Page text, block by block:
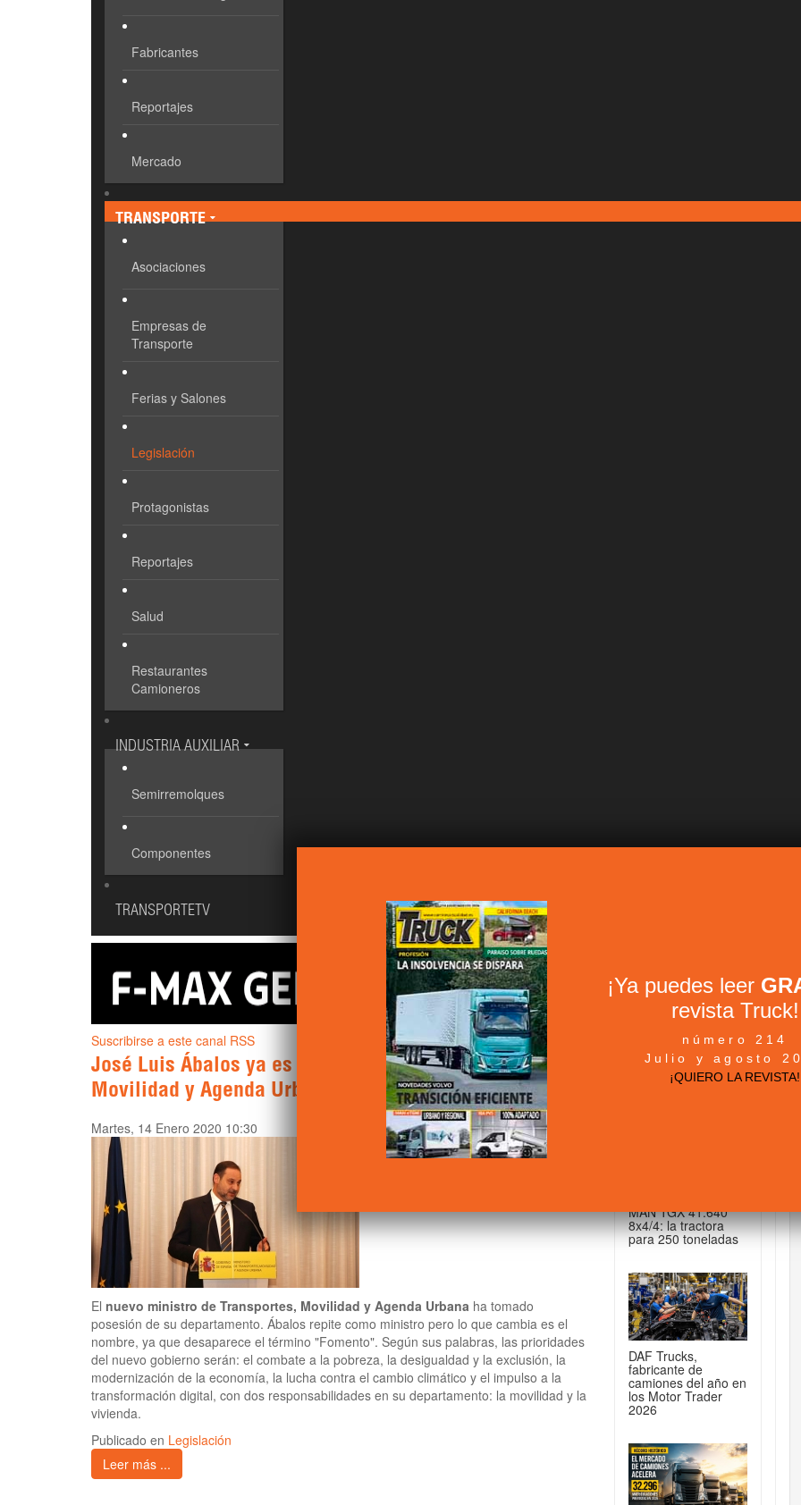
Fabricantes
Reportajes
Mercado
TRANSPORTE
Asociaciones
Empresas de
Transporte
Ferias y Salones
Legislación
Protagonistas
Reportajes
Salud
Restaurantes
Camioneros
INDUSTRIA AUXILIAR
Semirremolques
Componentes
TRANSPORTETV
Suscribirse a este canal RSS
José Luis Ábalos ya es ministro de Transportes,
Movilidad y Agenda Urbana
Martes, 14 Enero 2020 10:30
El nuevo ministro de Transportes, Movilidad y Agenda Urbana ha tomado
posesión de su departamento. Ábalos repite como ministro pero lo que cambia es el
nombre, ya que desaparece el término "Fomento". Según sus palabras, las prioridades
del nuevo gobierno serán: el combate a la pobreza, la desigualdad y la exclusión, la
modernización de la economía, la lucha contra el cambio climático y el impulso a la
transformación digital, con dos responsabilidades en su departamento: la movilidad y la
vivienda.
Publicado en Legislación
Leer más ...
+ NOTICIAS...
MAN TGX 41.640
8x4/4: la tractora
para 250 toneladas
DAF Trucks,
fabricante de
camiones del año en
los Motor Trader
2026
¡Ya puedes leer
revista Truck!
número 214
Julio y agosto
¡QUIERO LA REVISTA!